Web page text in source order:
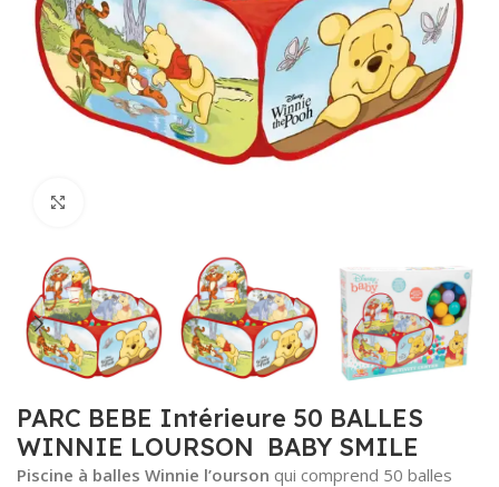
PARC BEBE Intérieure 50 BALLES
WINNIE LOURSON  BABY SMILE
Piscine à balles Winnie l’ourson qui comprend 50 balles